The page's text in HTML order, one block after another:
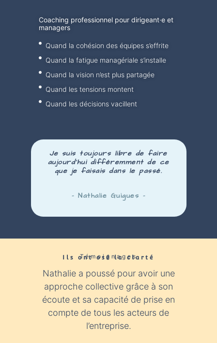
Je suis toujours libre de faire
aujourd’hui différemmentde ce
que je faisais dans le passé.
– Nathalie Guigues –
Coaching professionnel pour dirigeant·e et
managers
Quand la cohésion des équipes s’effrite
Quand la fatigue managériale s’installe
Quand la vision n’est plus partagée
Quand les tensions montent
Quand les décisions vacillent
Témoignages
Ils ont osé la clarté​
Nathalie a poussé pour avoir une
approche collective grâce à son
écoute et sa capacité de prise en
compte de tous les acteurs de
l’entreprise.